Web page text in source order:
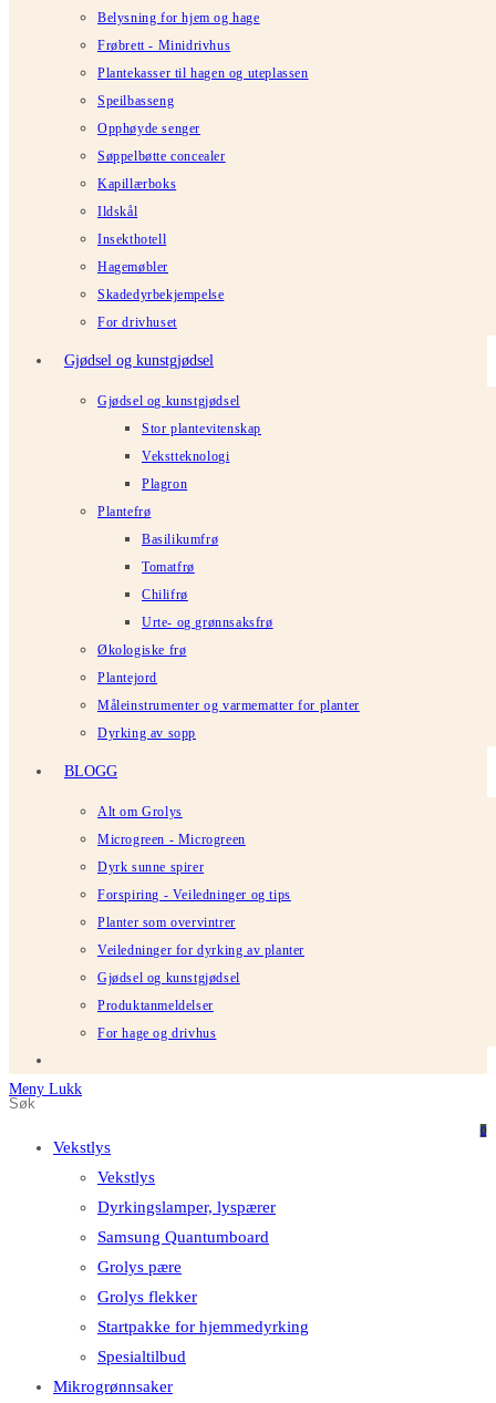
Belysning for hjem og hage
Frøbrett - Minidrivhus
Plantekasser til hagen og uteplassen
Speilbasseng
Opphøyde senger
Søppelbøtte concealer
Kapillærboks
Ildskål
Insekthotell
Hagemøbler
Skadedyrbekjempelse
For drivhuset
Gjødsel og kunstgjødsel
Gjødsel og kunstgjødsel
Stor plantevitenskap
Vekstteknologi
Plagron
Plantefrø
Basilikumfrø
Tomatfrø
Chilifrø
Urte- og grønnsaksfrø
Økologiske frø
Plantejord
Måleinstrumenter og varmematter for planter
Dyrking av sopp
BLOGG
Alt om Grolys
Microgreen - Microgreen
Dyrk sunne spirer
Forspiring - Veiledninger og tips
Planter som overvintrer
Veiledninger for dyrking av planter
Gjødsel og kunstgjødsel
Produktanmeldelser
For hage og drivhus
0
Meny Lukk
Søk
å
lukke
Vekstlys
Vekstlys
Dyrkingslamper, lyspærer
Samsung Quantumboard
Grolys pære
Grolys flekker
Startpakke for hjemmedyrking
Spesialtilbud
Mikrogrønnsaker